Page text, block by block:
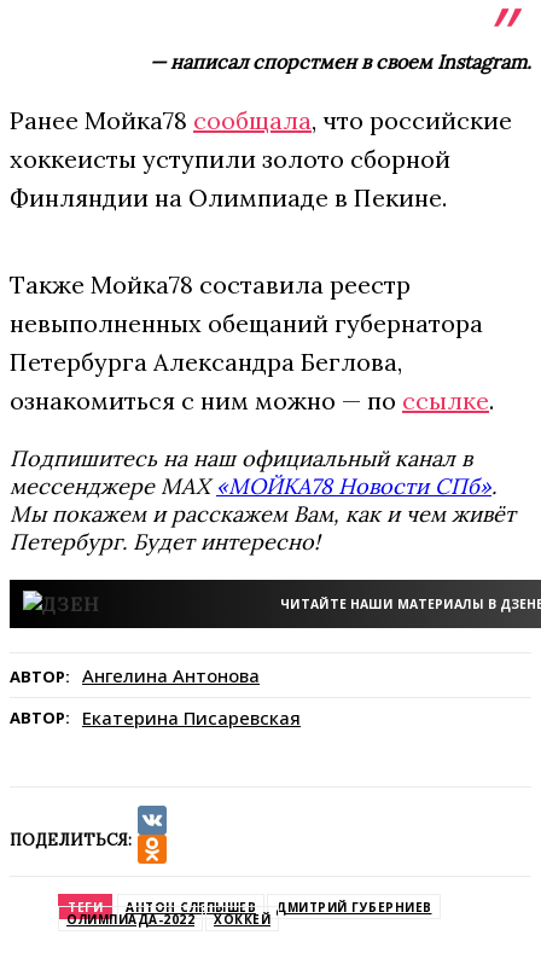
— написал спорстмен в своем Instagram.
Ранее Мойка78 сообщала, что российские
хоккеисты уступили золото сборной
Финляндии на Олимпиаде в Пекине.
Также Мойка78 составила реестр
невыполненных обещаний губернатора
Петербурга Александра Беглова,
ознакомиться с ним можно — по ссылке.
Подпишитесь на наш официальный канал в
мессенджере MAX«МОЙКА78 Новости СПб».
Мы покажем и расскажем Вам, как и чем живёт
Петербург. Будет интересно!
ЧИТАЙТЕ НАШИ МАТЕРИАЛЫ В
АВТОР: Ангелина Антонова
АВТОР: Екатерина Писаревская
ПОДЕЛИТЬСЯ:
VK
ТЕГИ АНТОН СЛЕПЫШЕВ ДМИТРИЙ ГУБЕРНИЕВ
ОЛИМПИАДА-2022 ХОККЕЙ